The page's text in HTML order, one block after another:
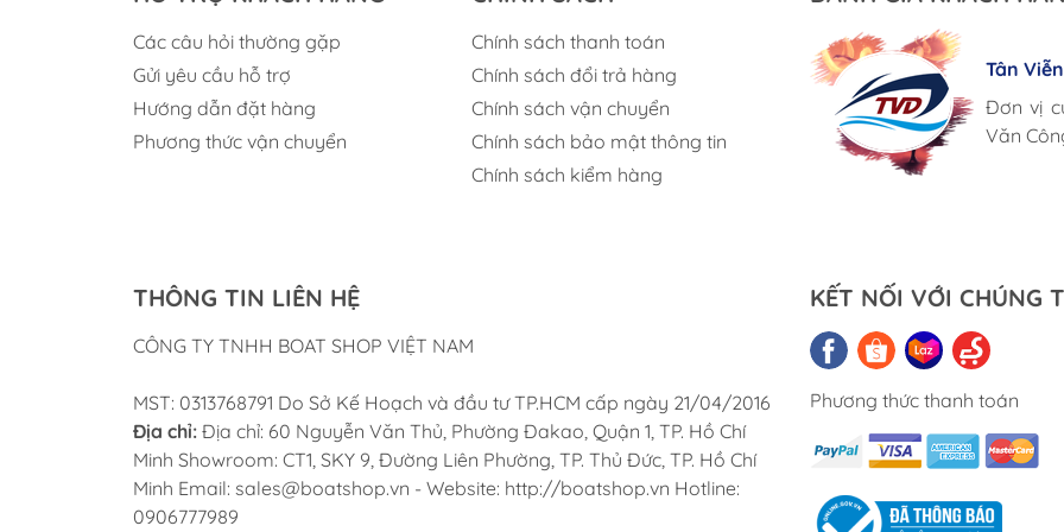
Các câu hỏi thường gặp
Gửi yêu cầu hỗ trợ
Hướng dẫn đặt hàng
Phương thức vận chuyển
Chính sách thanh toán
Chính sách đổi trả hàng
Chính sách vận chuyển
Chính sách bảo mật thông tin
Chính sách kiểm hàng
Tân
Đơn vị
Văn
Corsair
Cung
Triac
Chúng
Việt
Giá cả
THÔNG TIN LIÊN HỆ
CÔNG TY TNHH BOAT SHOP VIỆT NAM
MST: 0313768791 Do Sở Kế Hoạch và đầu tư TP.HCM cấp ngày 21/04/2016
Địa chỉ: Địa chỉ: 60 Nguyễn Văn Thủ, Phường Đakao, Quận 1, TP. Hồ Chí
Minh Showroom: CT1, SKY 9, Đường Liên Phường, TP. Thủ Đức, TP. Hồ Chí
Minh Email: sales@boatshop.vn - Website: http://boatshop.vn Hotline:
0906777989
KẾT NỐI VỚI CHÚNG
Phương thức thanh toán